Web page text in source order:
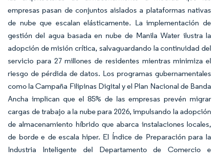
empresas pasan de conjuntos aislados a plataformas nativas
de nube que escalan elásticamente. La implementación de
gestión del agua basada en nube de Manila Water ilustra la
adopción de misión crítica, salvaguardando la continuidad del
servicio para 27 millones de residentes mientras minimiza el
riesgo de pérdida de datos. Los programas gubernamentales
como la Campaña Filipinas Digital y el Plan Nacional de Banda
Ancha implican que el 85% de las empresas prevén migrar
cargas de trabajo a la nube para 2026, impulsando la adopción
de almacenamiento híbrido que abarca instalaciones locales,
de borde e de escala hiper. El Índice de Preparación para la
Industria Inteligente del Departamento de Comercio e